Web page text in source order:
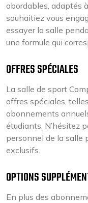
abordables, adaptés
souhaitiez vous
essayer la salle
une formule qui
OFFRES SPÉCIALES
La salle de sport
offres spéciales,
abonnements
étudiants. N’hésitez
personnel de la salle
exclusifs.
OPTIONS
En plus des